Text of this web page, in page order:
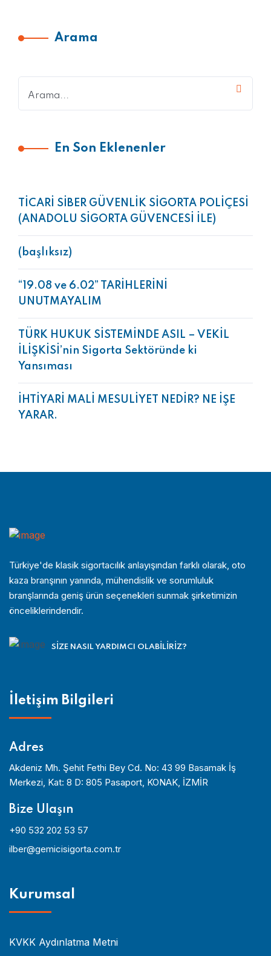
Arama
En Son Eklenenler
TİCARİ SİBER GÜVENLİK SİGORTA POLİÇESİ
(ANADOLU SİGORTA GÜVENCESİ İLE)
(başlıksız)
“19.08 ve 6.02” TARİHLERİNİ
UNUTMAYALIM
TÜRK HUKUK SİSTEMİNDE ASIL – VEKİL
İLİŞKİSİ’nin Sigorta Sektöründe ki
Yansıması
İHTİYARİ MALİ MESULİYET NEDİR? NE İŞE
YARAR.
Türkiye'de klasik sigortacılık anlayışından farklı olarak, oto
kaza branşının yanında, mühendislik ve sorumluluk
branşlarında geniş ürün seçenekleri sunmak şirketimizin
önceliklerindendir.
SIZE NASIL YARDIMCI OLABILIRIZ?
İletişim Bilgileri
Adres
Akdeniz Mh. Şehit Fethi Bey Cd. No: 43 99 Basamak İş
Merkezi, Kat: 8 D: 805 Pasaport, KONAK, İZMİR
Bize Ulaşın
+90 532 202 53 57
ilber@gemicisigorta.com.tr
Kurumsal
KVKK Aydınlatma Metni